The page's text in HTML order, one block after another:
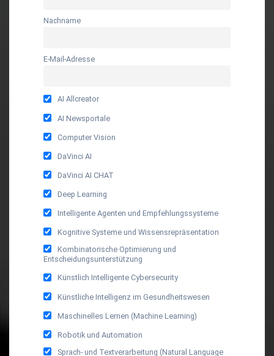
Nachname
E-Mail-Adresse
AI Allcreator
AI Newsportale
Computer Vision
DaVinci AI
DaVinci AI CHAT
Deep Learning
Intelligente Agenten und Empfehlungssysteme
Kognitive Systeme und Wissensrepräsentation
Kombinatorische Optimierung und
Entscheidungsunterstützung
Künstlich Intelligente Cybersecurity
Künstliche Intelligenz im Gesundheitswesen
Maschinelles Lernen (Machine Learning)
Robotik und Automation
Sprach- und Textverarbeitung (Natural Language